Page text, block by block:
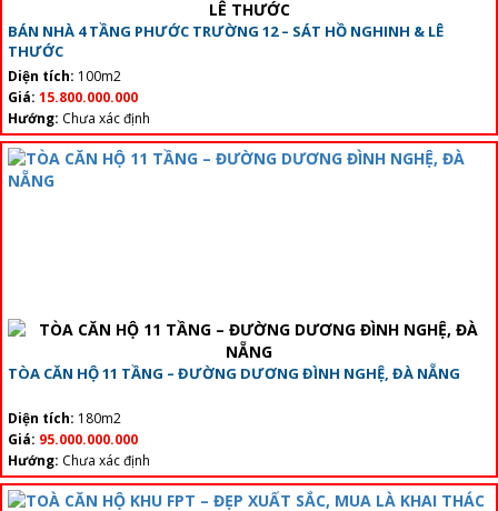
BÁN NHÀ 4 TẦNG PHƯỚC TRƯỜNG 12 – SÁT HỒ NGHINH & LÊ
THƯỚC
Diện tích: 100m2
Giá: 15.800.000.000
Hướng: Chưa xác định
TÒA CĂN HỘ 11 TẦNG – ĐƯỜNG DƯƠNG ĐÌNH NGHỆ, ĐÀ NẴNG
Diện tích: 180m2
Giá: 95.000.000.000
Hướng: Chưa xác định